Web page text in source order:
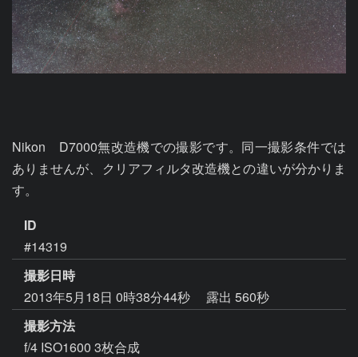
Nikon　D7000無改造機での撮影です。同一撮影条件では
ありませんが、クリアフィルタ改造機との違いが分かりま
す。
ID
#14319
撮影日時
2013年5月18日 0時38分44秒
露出 560秒
撮影方法
f/4 ISO1600 3枚合成